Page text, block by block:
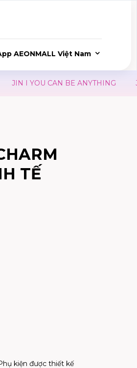
AEONMALL Việt Nam
JIN I YOU CAN BE ANYTHING JIN
TẾ
kiện được thiết kế